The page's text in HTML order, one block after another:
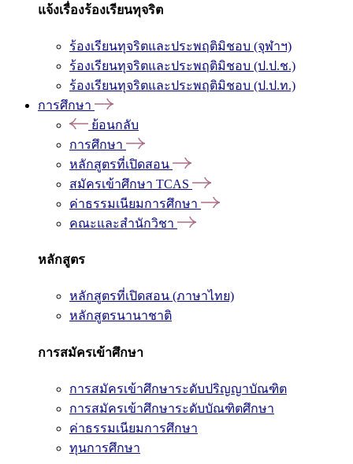
แจ้งเรื่องร้องเรียนทุจริต
ร้องเรียนทุจริตและประพฤติมิชอบ (จุฬาฯ)
ร้องเรียนทุจริตและประพฤติมิชอบ (ป.ป.ช.)
ร้องเรียนทุจริตและประพฤติมิชอบ (ป.ป.ท.)
การศึกษา
ย้อนกลับ
การศึกษา
หลักสูตรที่เปิดสอน
สมัครเข้าศึกษา TCAS
ค่าธรรมเนียมการศึกษา
คณะและสำนักวิชา
หลักสูตร
หลักสูตรที่เปิดสอน (ภาษาไทย)
หลักสูตรนานาชาติ
การสมัครเข้าศึกษา
การสมัครเข้าศึกษาระดับปริญญาบัณฑิต
การสมัครเข้าศึกษาระดับบัณฑิตศึกษา
ค่าธรรมเนียมการศึกษา
ทุนการศึกษา